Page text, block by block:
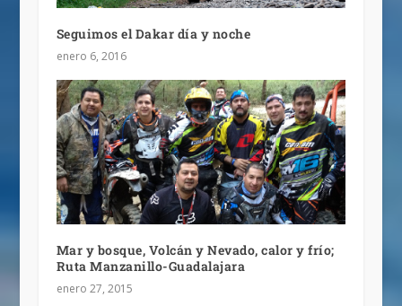
Seguimos el Dakar día y noche
enero 6, 2016
Mar y bosque, Volcán y Nevado, calor y frío;
Ruta Manzanillo-Guadalajara
enero 27, 2015